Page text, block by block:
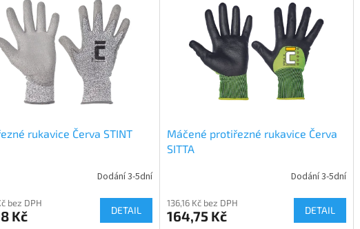
rukavice Červa STINT
Dodání 3-5dní
bez DPH
Kč DETAIL
Máčené protiřezné rukavice Červa
SITTA
Dodání 3-5dní
136,16 Kč bez DPH
164,75 Kč DETAIL